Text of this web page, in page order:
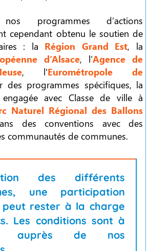
programmes d’actions
cependant obtenu le soutien de
: la Région Grand Est, la
d’Alsace, l’Agence de
, l'Eurométropole de
des programmes spécifiques, la
avec Classe de ville à
Naturel Régional des Ballons
des conventions avec des
communautés de communes.
des différents
une participation
peut rester à la charge
Les conditions sont à
auprès de nos